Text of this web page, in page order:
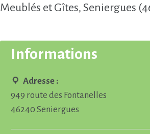
Meublés et Gîtes, Seniergues
Informations
Adresse :
949 route des Fontanelles
46240 Seniergues